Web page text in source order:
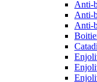
Anti-
Anti-
Anti-